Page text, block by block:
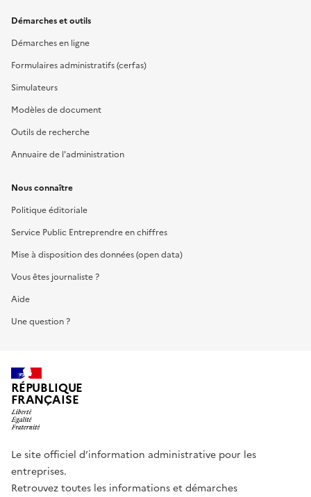
Démarches et outils
Démarches en ligne
Formulaires administratifs (cerfas)
Simulateurs
Modèles de document
Outils de recherche
Annuaire de l'administration
Nous connaître
Politique éditoriale
Service Public Entreprendre en chiffres
Mise à disposition des données (open data)
Vous êtes journaliste ?
Aide
Une question ?
RÉPUBLIQUE
FRANÇAISE
Le site officiel d’information administrative pour les
entreprises.
Retrouvez toutes les informations et démarches